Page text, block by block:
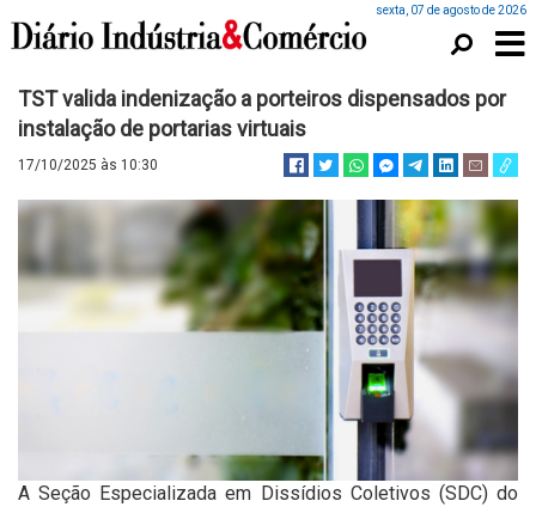
sexta, 07 de agosto de 2026
TST valida indenização a porteiros dispensados por
instalação de portarias virtuais
17/10/2025 às 10:30
A Seção Especializada em Dissídios Coletivos (SDC) do